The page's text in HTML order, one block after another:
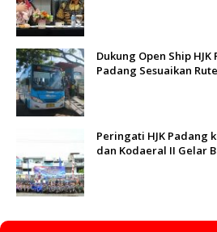
Dukung Open Ship
Padang Sesuaikan
Peringati HJK Padang
dan Kodaeral II Gelar